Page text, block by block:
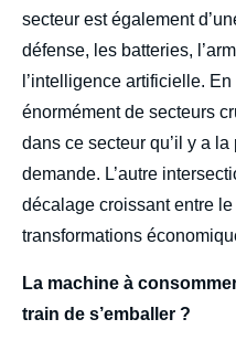
secteur est également
défense, les batteries,
l’intelligence artificielle.
énormément de secteurs
dans ce secteur qu’il y a
demande. L’autre
décalage croissant entre
transformations
La machine à
train de s’emballer ?